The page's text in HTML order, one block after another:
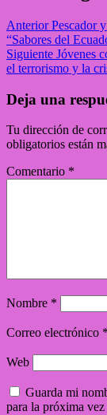
AnteriorPescador
“Sabores del
Siguiente Jóvenes
el terrorismo y la
Deja una
Tu dirección de
obligatorios están
Comentario *
Nombre *
Correo electrónico *
Web
Guarda mi
para la próxima vez